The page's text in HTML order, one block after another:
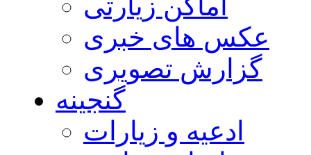
عکس های خبری
گزارش تصویری
گنجینه
ادعیه و زیارات